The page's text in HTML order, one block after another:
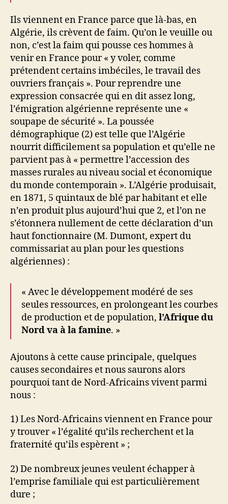
Ils viennent en France parce que là-bas, en
Algérie, ils crèvent de faim. Qu’on le veuille ou
non, c’est la faim qui pousse ces hommes à
venir en France pour « y voler, comme
prétendent certains imbéciles, le travail des
ouvriers français ». Pour reprendre une
expression consacrée qui en dit assez long,
l’émigration algérienne représente une «
soupape de sécurité ». La poussée
démographique (2) est telle que l’Algérie
nourrit difficilement sa population et qu’elle ne
parvient pas à « permettre l’accession des
masses rurales au niveau social et économique
du monde contemporain ». L’Algérie produisait,
en 1871, 5 quintaux de blé par habitant et elle
n’en produit plus aujourd’hui que 2, et l’on ne
s’étonnera nullement de cette déclaration d’un
haut fonctionnaire (M. Dumont, expert du
commissariat au plan pour les questions
algériennes) :
« Avec le développement modéré de ses
seules ressources, en prolongeant les courbes
de production et de population, l’Afrique du
Nord va à la famine. »
Ajoutons à cette cause principale, quelques
causes secondaires et nous saurons alors
pourquoi tant de Nord-Africains vivent parmi
nous :
1) Les Nord-Africains viennent en France pour
y trouver « l’égalité qu’ils recherchent et la
fraternité qu’ils espèrent » ;
2) De nombreux jeunes veulent échapper à
l’emprise familiale qui est particulièrement
dure ;